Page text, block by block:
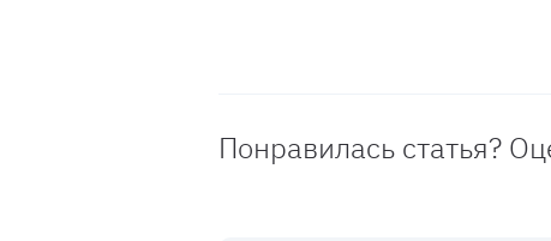
Понравилась статья?